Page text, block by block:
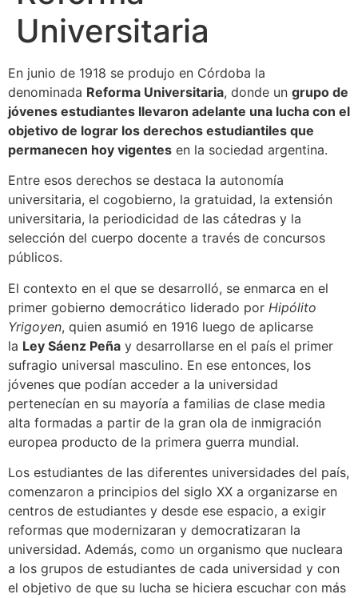
Universitaria
En junio de 1918 se produjo en Córdoba la
denominada Reforma Universitaria, donde un grupo de
jóvenes estudiantes llevaron adelante una lucha con el
objetivo de lograr los derechos estudiantiles que
permanecen hoy vigentes en la sociedad argentina.
Entre esos derechos se destaca la autonomía
universitaria, el cogobierno, la gratuidad, la extensión
universitaria, la periodicidad de las cátedras y la
selección del cuerpo docente a través de concursos
públicos.
El contexto en el que se desarrolló, se enmarca en el
primer gobierno democrático liderado por Hipólito
Yrigoyen, quien asumió en 1916 luego de aplicarse
la Ley Sáenz Peña y desarrollarse en el país el primer
sufragio universal masculino. En ese entonces, los
jóvenes que podían acceder a la universidad
pertenecían en su mayoría a familias de clase media
alta formadas a partir de la gran ola de inmigración
europea producto de la primera guerra mundial.
Los estudiantes de las diferentes universidades del país,
comenzaron a principios del siglo XX a organizarse en
centros de estudiantes y desde ese espacio, a exigir
reformas que modernizaran y democratizaran la
universidad. Además, como un organismo que nucleara
a los grupos de estudiantes de cada universidad y con
el objetivo de que su lucha se hiciera escuchar con más